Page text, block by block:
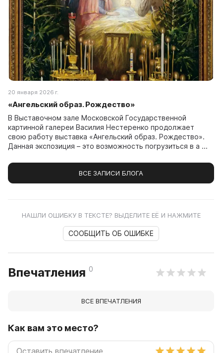
20 января 2026 г.
«Ангельский образ. Рождество»
В Выставочном зале Московской Государственной
картинной галереи Василия Нестеренко продолжает
свою работу выставка «Ангельский образ. Рождество».
Данная экспозиция – это возможность погрузиться в а ...
ВСЕ ЗАПИСИ БЛОГА
НАШЛИ ОШИБКУ В ТЕКСТЕ? ВЫДЕЛИТЕ ЕЁ И НАЖМИТЕ
СООБЩИТЬ ОБ ОШИБКЕ
Впечатления 0
ВСЕ ВПЕЧАТЛЕНИЯ
Как вам это место?